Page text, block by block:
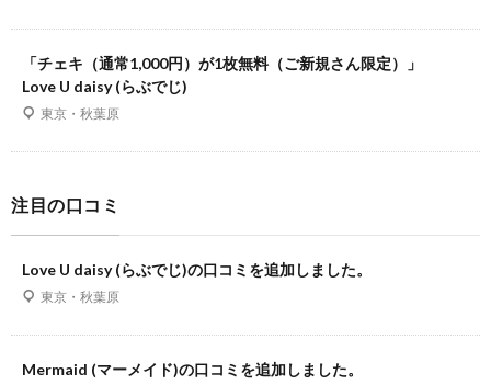
「チェキ（通常1,000円）が1枚無料（ご新規さん限定）」
Love U daisy (らぶでじ)
東京・秋葉原
注目の口コミ
Love U daisy (らぶでじ)の口コミを追加しました。
東京・秋葉原
Mermaid (マーメイド)の口コミを追加しました。